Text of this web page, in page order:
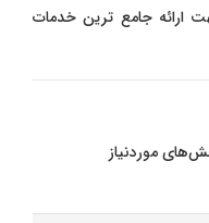
ارائه جامع ترین خدمات
موردنیاز